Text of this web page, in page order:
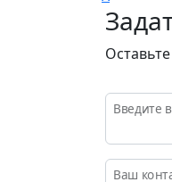
Введите
Ваш